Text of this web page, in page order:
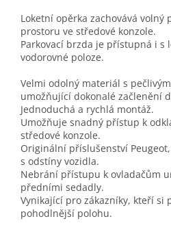
Loketní opěrka zachovává
prostoru ve středové konzole.
Parkovací brzda je přístupná i s
vodorovné poloze.
Velmi odolný materiál s
umožňující dokonalé začlenění
Jednoduchá a rychlá montáž.
Umožňuje snadný přístup k
středové konzole.
Originální příslušenství
s odstíny vozidla.
Nebrání přístupu k ovladačům
předními sedadly.
Vynikající pro zákazníky, kteří
pohodlnější polohu.